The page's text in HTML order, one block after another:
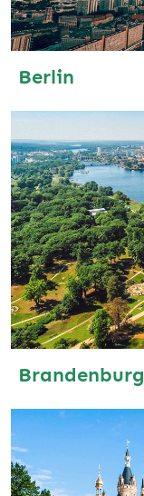
Berlin
Brandenburg